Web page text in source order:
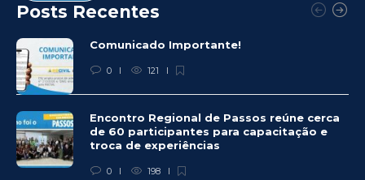
Posts Recentes
Comunicado Importante!
0 121
Encontro Regional de Passos reúne cerca
de 60 participantes para capacitação e
troca de experiências
0 198